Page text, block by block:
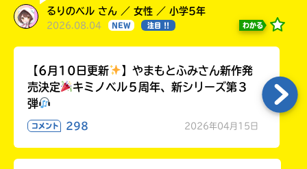
るりのベル さん ／ 女性 ／ 小学5年
2026.08.04 NEW 注目 !! わかる
【6月10日更新
】やまもとふみさん新作発
売決定
キミノベル５周年、新シリーズ第３
弾
コメント 298 2026年04月15日